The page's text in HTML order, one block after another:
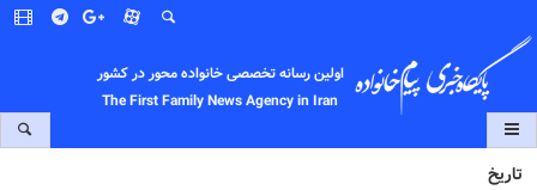
اولین رسانه تخصصی خانواده محور در کشور
The First Family News Agency in Iran
تاریخ